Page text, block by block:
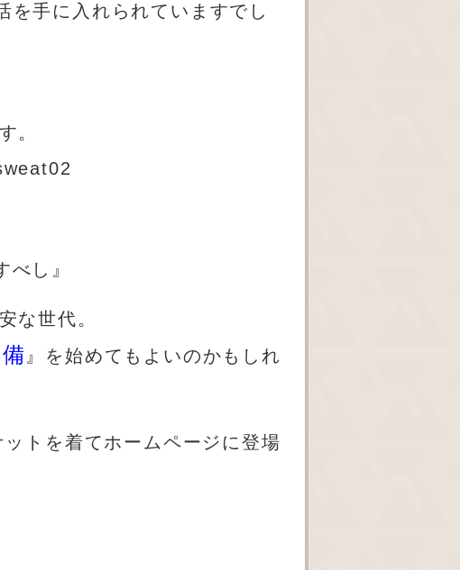
を手に入れられていますでし
。
べし』
な世代。
』を始めてもよいのかもしれ
ットを着てホームページに登場